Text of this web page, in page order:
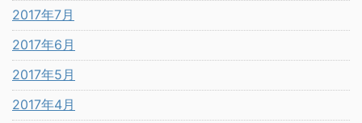
2017年7月
2017年6月
2017年5月
2017年4月